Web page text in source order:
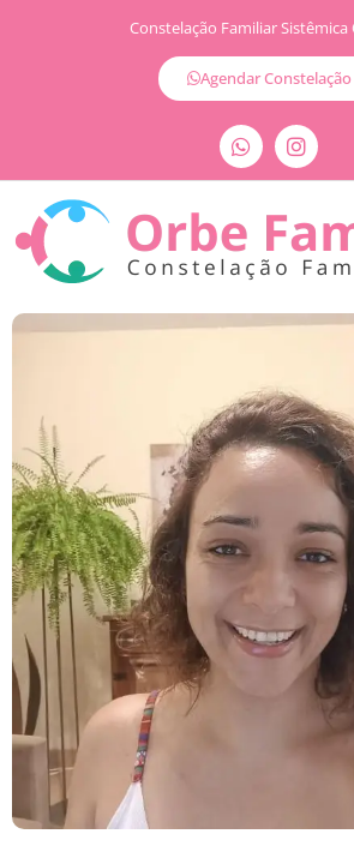
Constelação Familiar Sistêmica
Agendar Constelação